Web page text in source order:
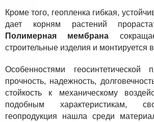
Кроме того, геопленка гибкая,
дает корням растений
Полимерная мембрана
строительные изделия и монтируется
Особенностями геосинтетической
прочность, надежность,
стойкость к механическому
подобным характеристикам,
геопродукция нашла среди